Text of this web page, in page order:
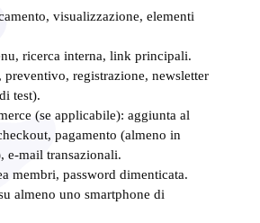
visualizzazione, elementi
ricerca interna, link principali.
registrazione, newsletter
test).
(se applicabile): aggiunta al
pagamento (almeno in
e-mail transazionali.
membri, password dimenticata.
almeno uno smartphone di